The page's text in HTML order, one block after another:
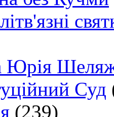
Юрія
Суд
(239)